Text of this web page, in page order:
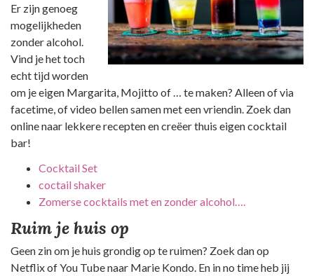
Er zijn genoeg
mogelijkheden
zonder alcohol.
Vind je het toch
echt tijd worden
om je eigen Margarita, Mojitto of … te maken? Alleen of via
facetime, of video bellen samen met een vriendin. Zoek dan
online naar lekkere recepten en creëer thuis eigen cocktail
bar!
Cocktail Set
coctail shaker
Zomerse cocktails met en zonder alcohol….
Ruim je huis op
Geen zin om je huis grondig op te ruimen? Zoek dan op
Netflix of You Tube naar Marie Kondo. En in no time heb jij